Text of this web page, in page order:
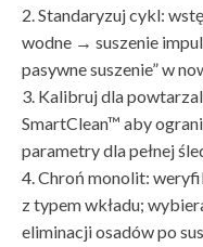
2. Standaryzuj cykl:
wodne → suszenie
pasywne suszenie” w
3. Kalibruj dla
SmartClean™ aby
parametry dla pełnej
4. Chroń monolit:
z typem wkładu;
eliminacji osadów po